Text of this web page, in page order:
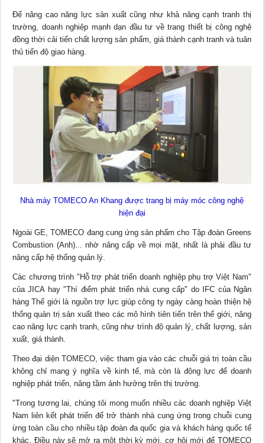
Để nâng cao năng lực sản xuất cũng như khả năng cạnh tranh thị
trường, doanh nghiệp mạnh dạn đầu tư về trang thiết bị công nghệ
đồng thời cải tiến chất lượng sản phẩm, giá thành cạnh tranh và tuân
thủ tiến độ giao hàng.
Nhà máy TOMECO An Khang được trang bị máy móc công nghệ
hiện đại
Ngoài GE, TOMECO đang cung ứng sản phẩm cho Tập đoàn Greens
Combustion (Anh)... nhờ nâng cấp về mọi mặt, nhất là phải đầu tư
nâng cấp hệ thống quản lý.
Các chương trình "Hỗ trợ phát triển doanh nghiệp phụ trợ Việt Nam"
của JICA hay "Thí điểm phát triển nhà cung cấp" do IFC của Ngân
hàng Thế giới là nguồn trợ lực giúp công ty ngày càng hoàn thiện hệ
thống quản trị sản xuất theo các mô hình tiên tiến trên thế giới, nâng
cao năng lực cạnh tranh, cũng như trình độ quản lý, chất lượng, sản
xuất, giá thành.
Theo đại diện TOMECO, việc tham gia vào các chuỗi giá trị toàn cầu
không chỉ mang ý nghĩa về kinh tế, mà còn là động lực để doanh
nghiệp phát triển, nâng tầm ảnh hưởng trên thị trường.
"Trong tương lai, chúng tôi mong muốn nhiều các doanh nghiệp Việt
Nam liên kết phát triển để trở thành nhà cung ứng trong chuỗi cung
ừng toàn cầu cho nhiều tập đoàn đa quốc gia và khách hàng quốc tế
khác. Điều này sẽ mở ra một thời kỳ mới, cơ hội mới để TOMECO